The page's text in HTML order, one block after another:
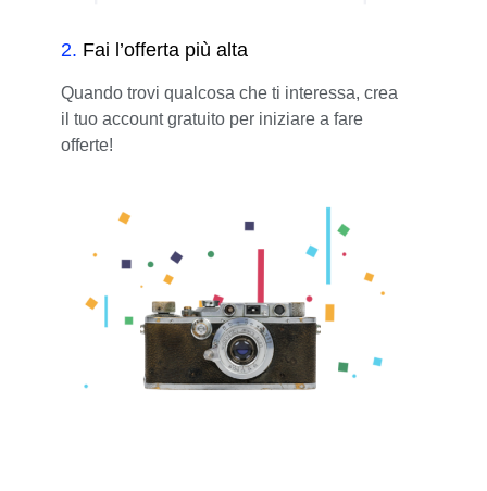
2. Fai l’offerta più alta
Quando trovi qualcosa che ti interessa, crea
il tuo account gratuito per iniziare a fare
offerte!